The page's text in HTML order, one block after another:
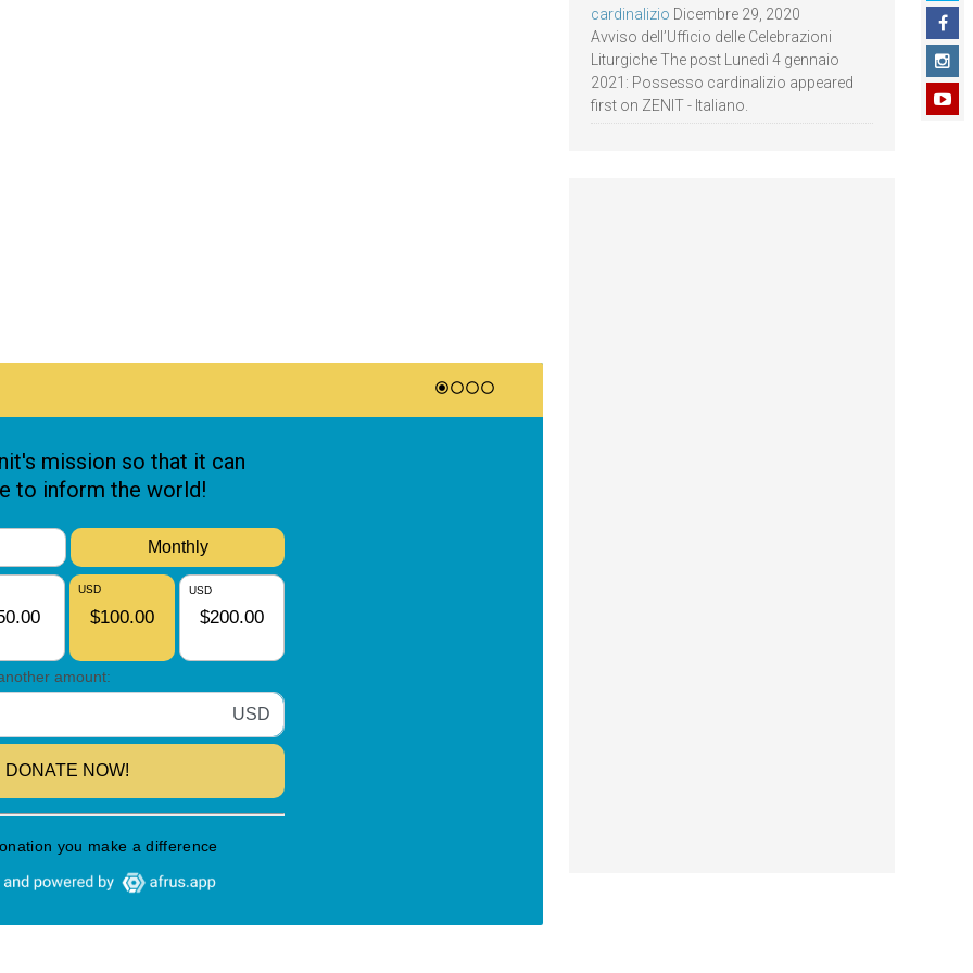
cardinalizio Dicembre 29, 2020
Avviso dell’Ufficio delle Celebrazioni
Liturgiche The post Lunedì 4 gennaio
2021: Possesso cardinalizio appeared
first on ZENIT - Italiano.